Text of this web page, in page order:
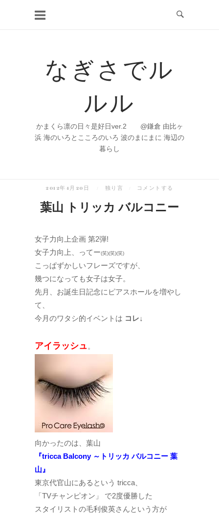
なぎさでル
ルル
かまくら凛の日々是好日ver.2 @鎌倉 由比ヶ
浜 海のいろとこころのいろ 波のまにまに 海辺の
暮らし
2012年4月20日 独り言 コメントする
葉山 トリッカ バルコニー
女子力向上企画 第2弾!
女子力向上、ってー(笑)(笑)(笑)
こっぱずかしいフレーズですが、
幾つになっても女子は女子。
先月、お誕生日記念にピアスホールを増やし
て、
今月のワタシ的イベントは コレ↓
アイラッシュ。
向かったのは、葉山
『tricca Balcony ～トリッカ バルコニー 葉
山』
東京代官山にあるという tricca、
「TVチャンピオン」 で2度優勝した
スタイリストの毛利俊英さんという方が